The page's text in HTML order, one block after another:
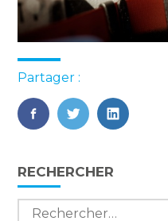
Partager :
FaceBook
TwitterLinkedIn
Blog
sidebar
RECHERCHER
Rechercher :